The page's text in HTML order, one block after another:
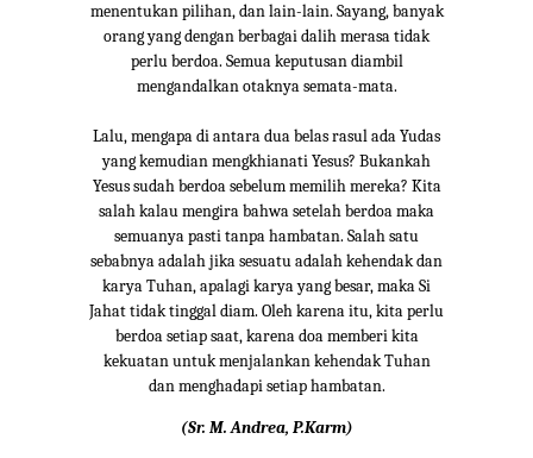
menentukan pilihan, dan lain-lain. Sayang, banyak
orang yang dengan berbagai dalih merasa tidak
perlu berdoa. Semua keputusan diambil
mengandalkan otaknya semata-mata.
Lalu, mengapa di antara dua belas rasul ada Yudas
yang kemudian mengkhianati Yesus? Bukankah
Yesus sudah berdoa sebelum memilih mereka? Kita
salah kalau mengira bahwa setelah berdoa maka
semuanya pasti tanpa hambatan. Salah satu
sebabnya adalah jika sesuatu adalah kehendak dan
karya Tuhan, apalagi karya yang besar, maka Si
Jahat tidak tinggal diam. Oleh karena itu, kita perlu
berdoa setiap saat, karena doa memberi kita
kekuatan untuk menjalankan kehendak Tuhan
dan menghadapi setiap hambatan.
(Sr. M. Andrea, P.Karm)